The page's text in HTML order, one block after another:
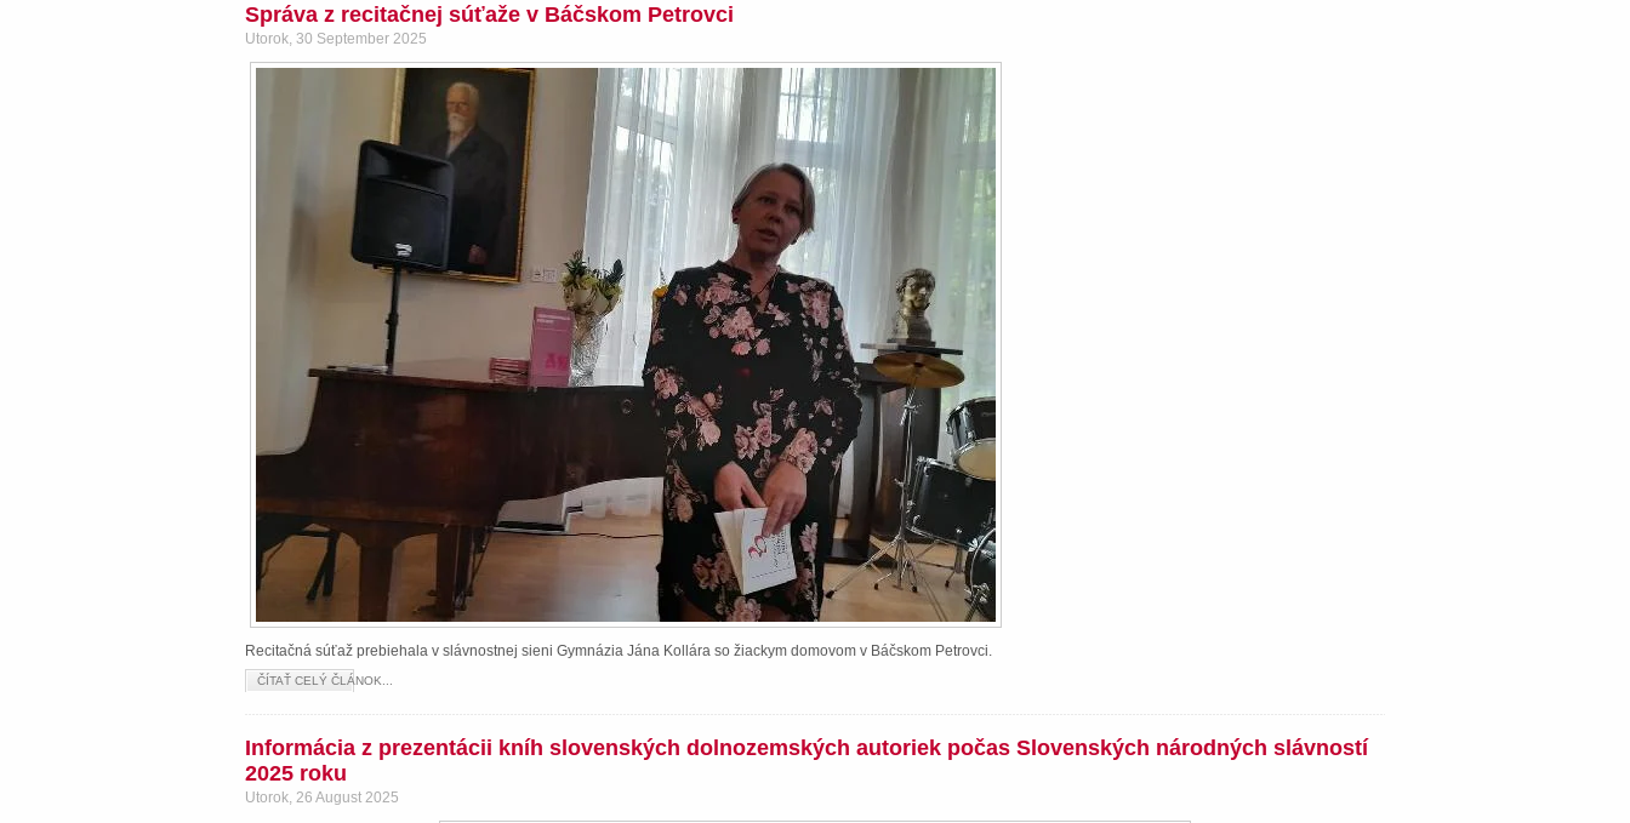
Správa z recitačnej súťaže v Báčskom Petrovci
Utorok, 30 September 2025
Recitačná súťaž prebiehala v slávnostnej sieni Gymnázia Jána Kollára so žiackym domovom v Báčskom Petrovci.
ČÍTAŤ CELÝ ČLÁNOK...
Informácia z prezentácii kníh slovenských dolnozemských autoriek počas Slovenských národných slávností
2025 roku
Utorok, 26 August 2025